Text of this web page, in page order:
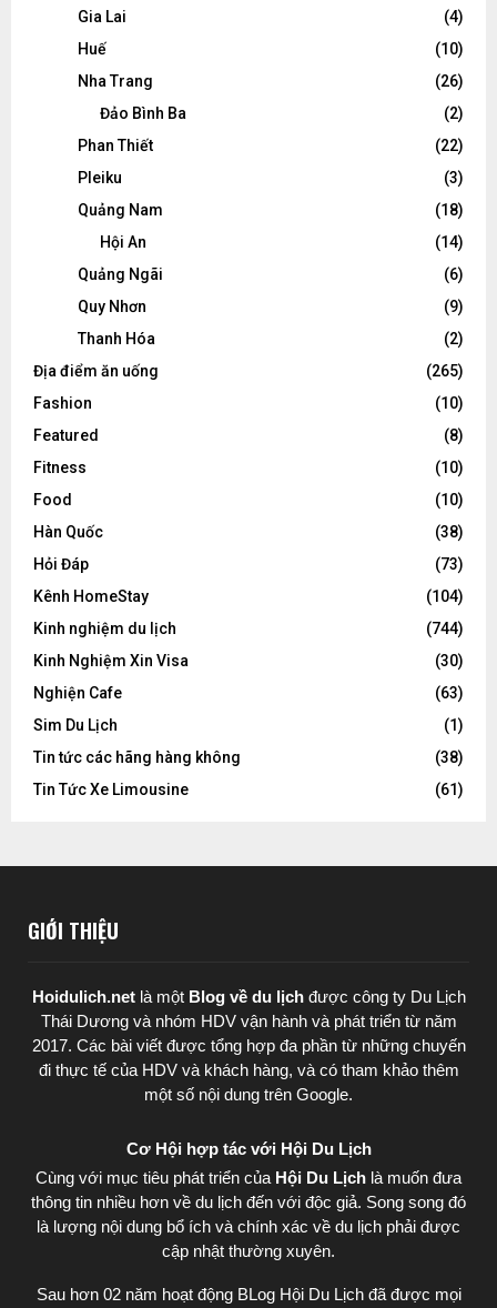
Gia Lai
(4)
Huế
(10)
Nha Trang
(26)
Đảo Bình Ba
(2)
Phan Thiết
(22)
Pleiku
(3)
Quảng Nam
(18)
Hội An
(14)
Quảng Ngãi
(6)
Quy Nhơn
(9)
Thanh Hóa
(2)
Địa điểm ăn uống
(265)
Fashion
(10)
Featured
(8)
Fitness
(10)
Food
(10)
Hàn Quốc
(38)
Hỏi Đáp
(73)
Kênh HomeStay
(104)
Kinh nghiệm du lịch
(744)
Kinh Nghiệm Xin Visa
(30)
Nghiện Cafe
(63)
Sim Du Lịch
(1)
Tin tức các hãng hàng không
(38)
Tin Tức Xe Limousine
(61)
GIỚI THIỆU
Hoidulich.net là một Blog về du lịchđược công ty Du Lịch
Thái Dươngvà nhóm HDV vận hành và phát triển từ năm
2017. Các bài viết được tổng hợp đa phần từ những chuyến
đi thực tế của HDV và khách hàng, và có tham khảo thêm
một số nội dung trên Google.
Cơ Hội hợp tác với Hội Du Lịch
Cùng với mục tiêu phát triển của Hội Du Lịch là muốn đưa
thông tin nhiều hơn về du lịch đến với độc giả. Song song đó
là lượng nội dung bổ ích và chính xác về du lịch phải được
cập nhật thường xuyên.
Sau hơn 02 năm hoạt động BLog Hội Du Lịch đã được mọi